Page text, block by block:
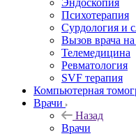
Эндоскопия
Психотерапия
Сурдология и
Вызов врача
Телемедицина
Ревматология
SVF терапия
Компьютерная
Врачи
Назад
Врачи